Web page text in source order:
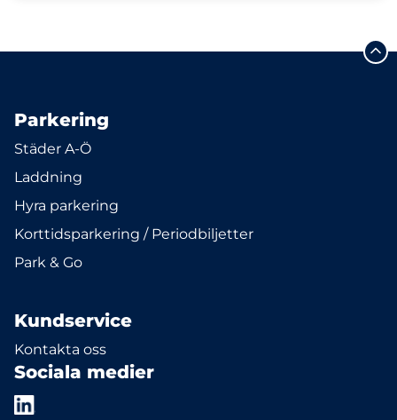
Parkering
Städer A-Ö
Laddning
Hyra parkering
Korttidsparkering / Periodbiljetter
Park & Go
Kundservice
Kontakta oss
Sociala medier